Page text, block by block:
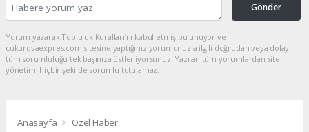
Gönder
Yorum yazarak Topluluk Kuralları’nı kabul etmiş bulunuyor ve
cukurovaexpres.com sitesine yaptığınız yorumunuzla ilgili doğrudan veya dolaylı
tüm sorumluluğu tek başınıza üstleniyorsunuz. Yazılan tüm yorumlardan site
yönetimi hiçbir şekilde sorumlu tutulamaz.
Anasayfa Özel Haber